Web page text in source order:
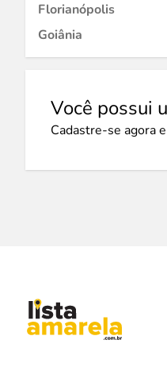
Florianópolis
Goiânia
Você possui
Cadastre-se agora